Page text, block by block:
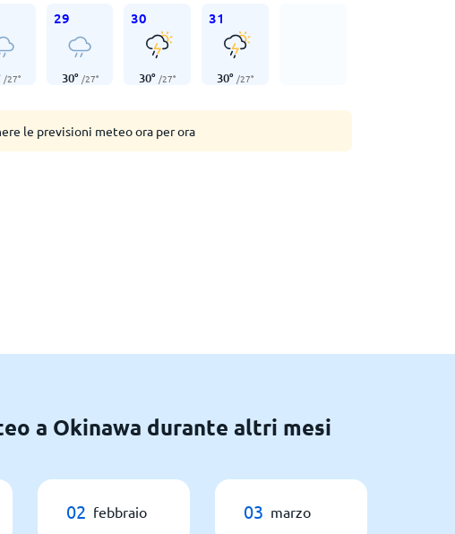
/27°
29
30° /27°
30
30° /27°
31
30° /27°
le previsioni meteo ora per ora
a Okinawa durante altri mesi
02 febbraio 03 marzo